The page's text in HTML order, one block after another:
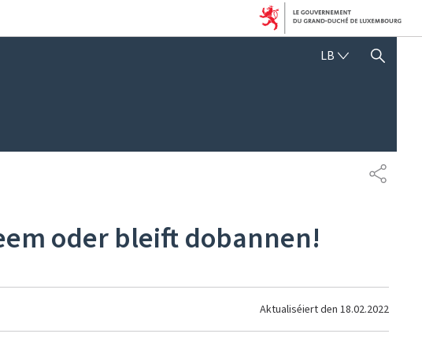
LB SHOW HIDE SEARCH
oder bleift dobannen!
Aktualiséiert den 18.02.2022